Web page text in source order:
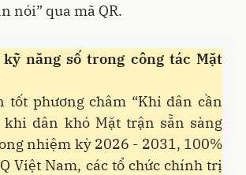
nói” qua mã QR.
kỹ năng số trong công tác Mặt
tốt phương châm “Khi dân cần
khi dân khó Mặt trận sẵn sàng
nhiệm kỳ 2026 - 2031, 100%
Việt Nam, các tổ chức chính trị